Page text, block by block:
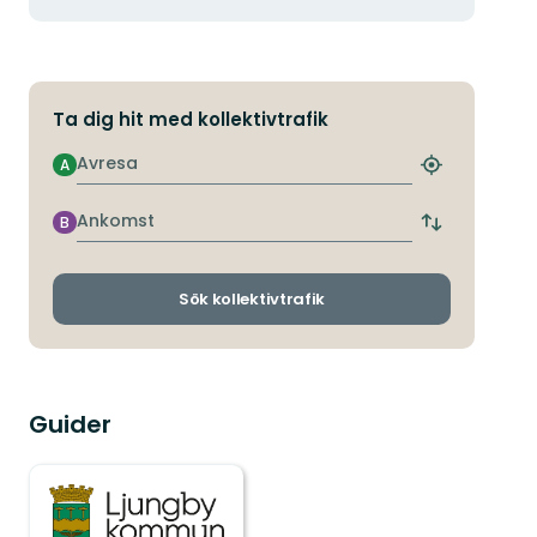
Ta dig hit med kollektivtrafik
Avresa
A
Hitta
hållplats
Ankomst
B
Byt
och
Sök kollektivtrafik
Guider